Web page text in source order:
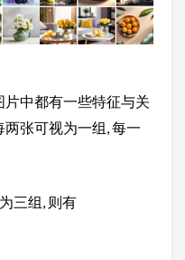
片中都有一些特征与关
张可视为一组, 每一
三组, 则有